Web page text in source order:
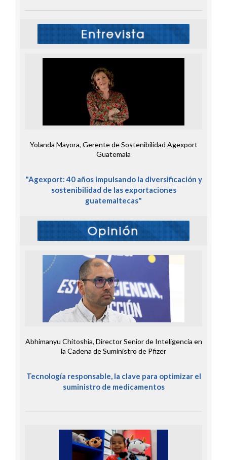
Yolanda Mayora, Gerente de Sostenibilidad Agexport
Guatemala
"Agexport: 40 años impulsando la diversificación y
sostenibilidad de las exportaciones
guatemaltecas"
Abhimanyu Chitoshia, Director Senior de Inteligencia en
la Cadena de Suministro de Pfizer
Tecnología responsable, la clave para optimizar el
suministro de medicamentos